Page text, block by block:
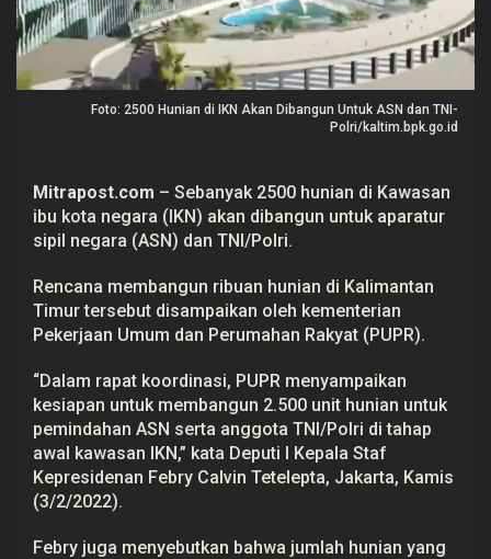
g
u
n
U
n
t
u
d
a
n
T
-
P
o
l
i
Foto: 2500 Hunian di IKN Akan Dibangun Untuk ASN dan TNI-
Polri/kaltim.bpk.go.id
Mitrapost.com – Sebanyak 2500 hunian di Kawasan
ibu kota negara (IKN) akan dibangun untuk aparatur
sipil negara (ASN) dan TNI/Polri.
Rencana membangun ribuan hunian di Kalimantan
Timur tersebut disampaikan oleh kementerian
Pekerjaan Umum dan Perumahan Rakyat (PUPR).
“Dalam rapat koordinasi, PUPR menyampaikan
kesiapan untuk membangun 2.500 unit hunian untuk
pemindahan ASN serta anggota TNI/Polri di tahap
awal kawasan IKN,” kata Deputi I Kepala Staf
Kepresidenan Febry Calvin Tetelepta, Jakarta, Kamis
(3/2/2022).
Febry juga menyebutkan bahwa jumlah hunian yang